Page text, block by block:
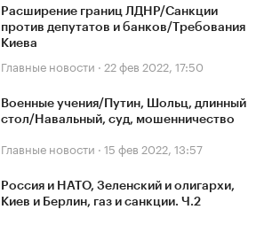
Расширение границ ЛДНР/Санкции
против депутатов и банков/Требования
Киева
Главные новости · 22 фев 2022, 17:50
Военные учения/Путин, Шольц, длинный
стол/Навальный, суд, мошенничество
Главные новости · 15 фев 2022, 13:57
Россия и НАТО, Зеленский и олигархи,
Киев и Берлин, газ и санкции. Ч.2